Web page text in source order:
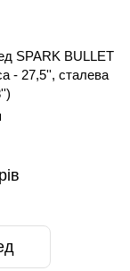
SPARK BULLET
- 27,5'', сталева